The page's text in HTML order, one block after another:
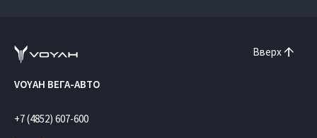
Вверх
VOYAH ВЕГА-АВТО
+7 (4852) 607-600